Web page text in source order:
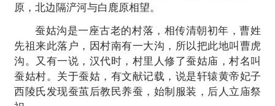
原，北边隔浐河与白鹿原相望。
蚕姑沟是一座古老的村落，相传清朝初年，曹姓
先祖来此落户，因村南有一大沟，所以把此地叫曹虎
沟。又有一说，汉代时，村里人修了蚕姑庙，村名叫
蚕姑村。关于蚕姑，有文献记载，说是轩辕黄帝妃子
西陵氏发现蚕茧后教民养蚕，始制服装，后人立庙祭